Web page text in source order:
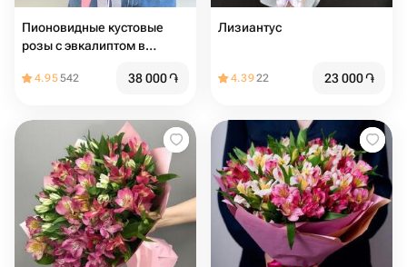
Пионовидные кустовые
розы с эвкалиптом в
4.95542 38 000֏
Лизиантус
4.3922 23 000֏